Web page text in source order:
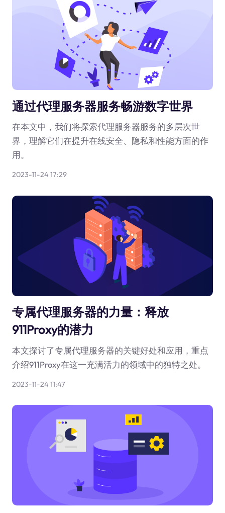
通过代理服务器服务畅游数字世界
在本文中，我们将探索代理服务器服务的多层次世
界，理解它们在提升在线安全、隐私和性能方面的作
用。
2023-11-24 17:29
专属代理服务器的力量：释放
911Proxy的潜力
本文探讨了专属代理服务器的关键好处和应用，重点
介绍911Proxy在这一充满活力的领域中的独特之处。
2023-11-24 11:47